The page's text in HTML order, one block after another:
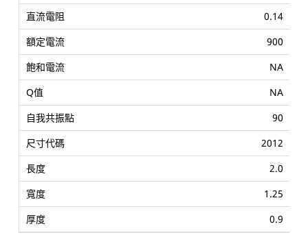
0.14
900
NA
NA
90
2012
2.0
1.25
0.9